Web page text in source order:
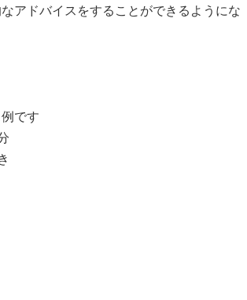
アドバイスをすることができるようにな
です